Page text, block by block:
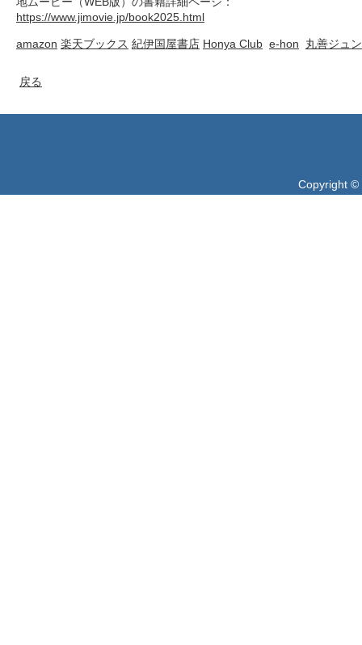
https://www.jimovie.jp/book2025.html
amazon 楽天ブックス 紀伊国屋書店 Honya Club e-hon 丸善ジュ
戻る
Copyright ©